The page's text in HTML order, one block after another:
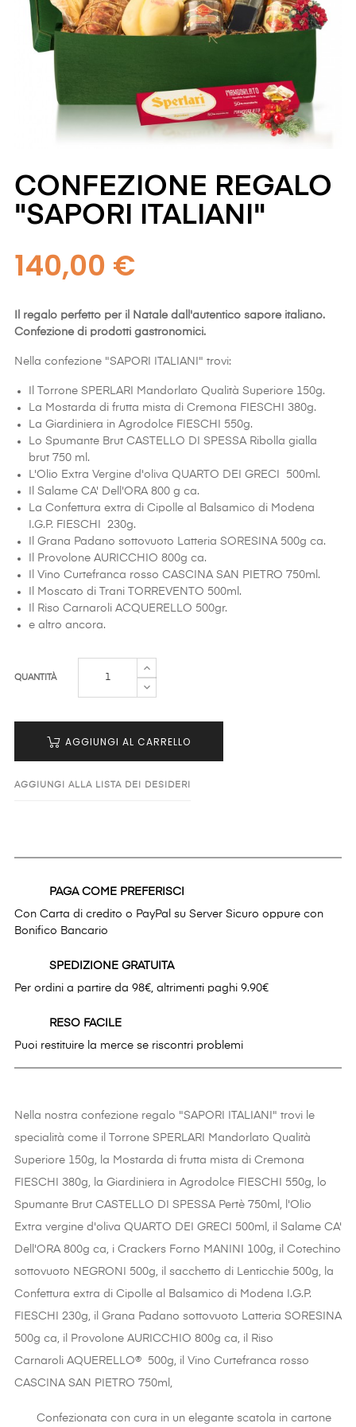
CONFEZIONE REGALO
"SAPORI ITALIANI"
140,00 €
Il regalo perfetto per il Natale dall'autentico sapore italiano.
Confezione di prodotti gastronomici.
Nella confezione "SAPORI ITALIANI" trovi:
Il Torrone SPERLARI Mandorlato Qualità Superiore 150g.
La Mostarda di frutta mista di Cremona FIESCHI 380g.
La Giardiniera in Agrodolce FIESCHI 550g.
Lo Spumante Brut CASTELLO DI SPESSA Ribolla gialla
brut 750 ml.
L'Olio Extra Vergine d'oliva QUARTO DEI GRECI 500ml.
Il Salame CA' Dell'ORA 800 g ca.
La Confettura extra di Cipolle al Balsamico di Modena
I.G.P. FIESCHI 230g.
Il Grana Padano sottovuoto Latteria SORESINA 500g ca.
Il Provolone AURICCHIO 800g ca.
Il Vino Curtefranca rosso CASCINA SAN PIETRO 750ml.
Il Moscato di Trani TORREVENTO 500ml.
Il Riso Carnaroli ACQUERELLO 500gr.
e altro ancora.
QUANTITÀ
AGGIUNGI AL CARRELLO
AGGIUNGI ALLA LISTA DEI DESIDERI
PAGA COME PREFERISCI
Con Carta di credito o PayPal su Server Sicuro oppure con
Bonifico Bancario
SPEDIZIONE GRATUITA
Per ordini a partire da 98€, altrimenti paghi 9.90€
RESO FACILE
Puoi restituire la merce se riscontri problemi
Nella nostra confezione regalo "SAPORI ITALIANI" trovi le
specialità come il Torrone SPERLARI Mandorlato Qualità
Superiore 150g, la Mostarda di frutta mista di Cremona
FIESCHI 380g, la Giardiniera in Agrodolce FIESCHI 550g, lo
Spumante Brut CASTELLO DI SPESSA Pertè 750ml, l'Olio
Extra vergine d'oliva QUARTO DEI GRECI 500ml, il Salame CA'
Dell'ORA 800g ca, i Crackers Forno MANINI 100g, il Cotechino
sottovuoto NEGRONI 500g, il sacchetto di Lenticchie 500g, la
Confettura extra di Cipolle al Balsamico di Modena I.G.P.
FIESCHI 230g, il Grana Padano sottovuoto Latteria SORESINA
500g ca, il Provolone AURICCHIO 800g ca, il Riso
Carnaroli AQUERELLO® 500g, il Vino Curtefranca rosso
CASCINA SAN PIETRO 750ml,
Confezionata con cura in un elegante scatola in cartone